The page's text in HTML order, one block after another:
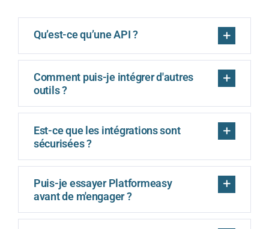
Qu’est-ce qu’une API ?
Comment puis-je intégrer d'autres
outils ?
Est-ce que les intégrations sont
sécurisées ?
Puis-je essayer Platformeasy
avant de m'engager ?